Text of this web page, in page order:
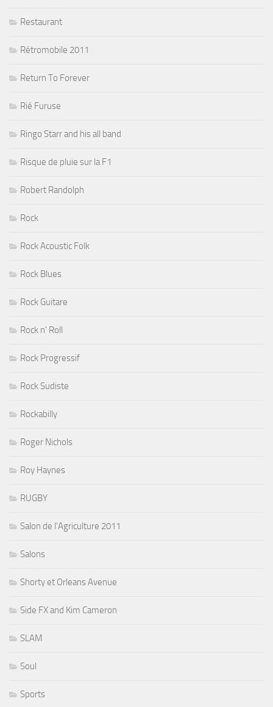
Restaurant
Rétromobile 2011
Return To Forever
Rié Furuse
Ringo Starr and his all band
Risque de pluie sur la F1
Robert Randolph
Rock
Rock Acoustic Folk
Rock Blues
Rock Guitare
Rock n' Roll
Rock Progressif
Rock Sudiste
Rockabilly
Roger Nichols
Roy Haynes
RUGBY
Salon de l'Agriculture 2011
Salons
Shorty et Orleans Avenue
Side FX and Kim Cameron
SLAM
Soul
Sports